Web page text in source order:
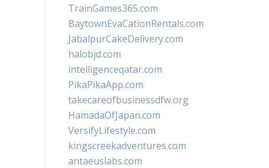
TrainGames365.com
BaytownEvaCationRentals.com
JabalpurCakeDelivery.com
halobjd.com
intelligenceqatar.com
PikaPikaApp.com
takecareofbusinessdfw.org
HamadaOfJapan.com
VersifyLifestyle.com
kingscreekadventures.com
antaeuslabs.com